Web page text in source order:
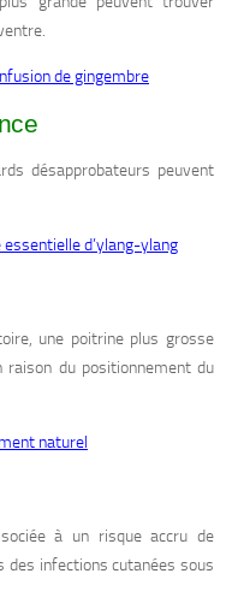
de gingembre
désapprobateurs peuvent
d’ylang-ylang
une poitrine plus grosse
raison du positionnement du
naturel
à un risque accru de
des infections cutanées sous